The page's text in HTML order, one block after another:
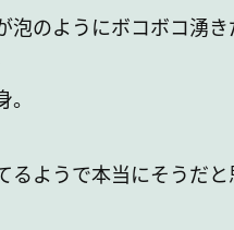
泡のようにボコボコ湧き
るようで本当にそうだと